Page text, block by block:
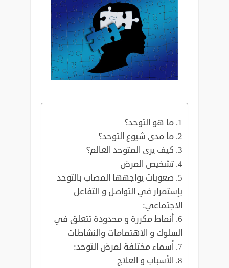
ما هو التوحد؟
ما مدى شيوع التوحد؟
كيف يرى المتوحد العالم؟
تشخيص المرض
صعوبات يواجهها المصاب بالتوحد
بإستمرار في التواصل و التفاعل
الاجتماعي:‏
أنماط مكررة و محدودة تتعلق في
السلوك و الاهتمامات والنشاطات
أسماء مختلفة لمرض التوحد:‏
الأسباب و العلاج